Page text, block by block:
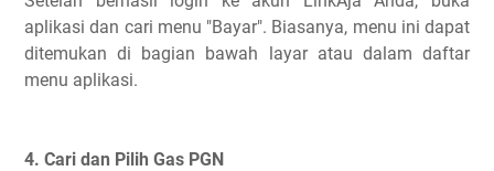
aplikasi dan cari menu "Bayar". Biasanya, menu ini dapat
ditemukan di bagian bawah layar atau dalam daftar
menu aplikasi.
4. Cari dan Pilih Gas PGN